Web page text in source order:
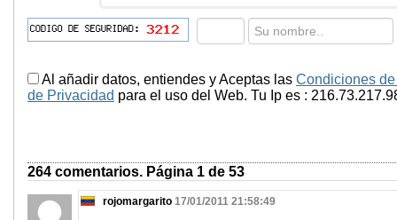
Al añadir datos, entiendes y Aceptas las Condiciones
de Privacidad para el uso del Web. Tu Ip es :
264 comentarios. Página 1 de 53
rojomargarito 17/01/2011 21:58:49